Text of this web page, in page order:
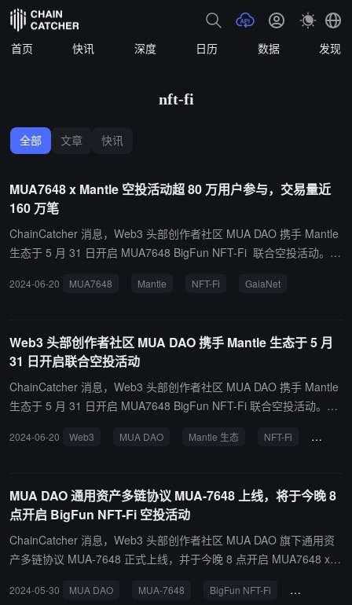
首页 快讯 深度 日历 数据 发现
nft-fi
全部 文章 快讯
MUA7648 x Mantle 空投活动超 80 万用户参与，交易量近
160 万笔
ChainCatcher 消息，Web3 头部创作者社区 MUA DAO 携手 Mantle
生态于 5 月 31 日开启 MUA7648 BigFun NFT-Fi 联合空投活动。M
资产协议为内核的资产创作者社区。通过 MUA 发起的 MUA7648 协
前，活动为 Mantle 生态吸引超 80 万独立用户参与，交易量近 160
万笔，生成 7648 资产达 78万。MUA 去中心化身份卡 Boarding Pas
s 独立用户超 45 万，增幅达 430%。MUA7648 活动系列奖池包含超
50 万美元价值的 $MUA 和 $MNT。用户可通过参与 Cantina 市场交
DAO 近期宣布成为去中心化 AI 项目 GaiaNet 首个节点，加入生态 g
2024-06-20 MUA7648 Mantle NFT-Fi GaiaNet
Web3 头部创作者社区 MUA DAO 携手 Mantle 生态于 5 月
31 日开启联合空投活动
ChainCatcher 消息，Web3 头部创作者社区 MUA DAO 携手 Mantle
生态于 5 月 31 日开启 MUA7648 BigFun NFT-Fi 联合空投活动。截
60 万笔，生成 7648 资产达 78 万。MUA 去中心化身份卡 Boarding
互、持有MUA和参与方资产、以及邀请好友等方式赢取空投。 据
悉，MUA DAO 近期宣布成为去中心化 AI 项目 GaiaNet 首个节点，
加入生态 grants，未来将推出 AI Agent 相关空投活动。
2024-06-20 Web3 MUA DAO Mantle 生态 NFT-Fi 空投活
MUA DAO 通用资产多链协议 MUA-7648 上线，将于今晚 8
点开启 BigFun NFT-Fi 空投活动
ChainCatcher 消息，Web3 头部创作者社区 MUA DAO 旗下通用资
产多链协议 MUA-7648 正式上线，并于今晚 8 点开启 MUA7648 x M
的 $MUA 和 $MNT。 用户可通过参与 Cantina 市场的 MUA-7648 协
2024-05-30 MUA DAO MUA-7648 BigFun NFT-Fi 联合空投活动